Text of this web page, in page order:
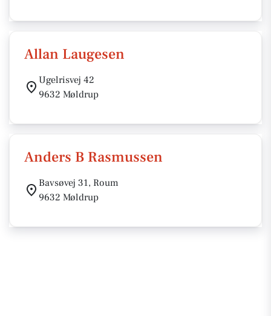
Allan Laugesen
Ugelrisvej 42
9632 Møldrup
Anders B Rasmussen
Bavsøvej 31, Roum
9632 Møldrup